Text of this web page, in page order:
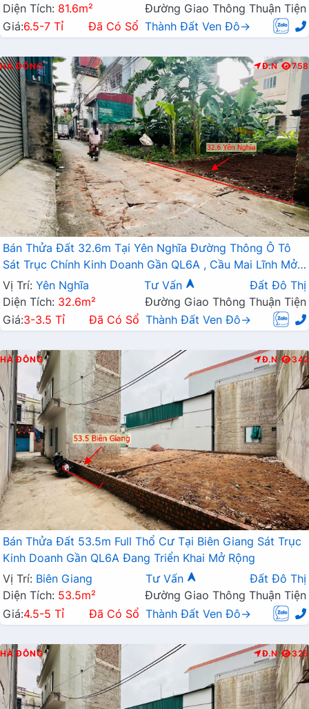
Diện Tích: 81.6m²
Đường Giao Thông Thuận Tiện
Giá:6.5-7 Tỉ Đã Có Sổ Thành Đất Ven Đô→
HÀ ĐÔNG Đ.N 758
Bán Thửa Đất 32.6m Tại Yên Nghĩa Đường Thông Ô Tô
Sát Trục Chính Kinh Doanh Gần QL6A , Cầu Mai Lĩnh Mở
Rộng
Vị Trí: Yên Nghĩa Tư Vấn
Đất Đô Thị
Diện Tích: 32.6m²
Đường Giao Thông Thuận Tiện
Giá:3-3.5 Tỉ Đã Có Sổ Thành Đất Ven Đô→
HÀ ĐÔNG Đ.N 342
Bán Thửa Đất 53.5m Full Thổ Cư Tại Biên Giang Sát Trục
Kinh Doanh Gần QL6A Đang Triển Khai Mở Rộng
Vị Trí: Biên Giang Tư Vấn
Đất Đô Thị
Diện Tích: 53.5m²
Đường Giao Thông Thuận Tiện
Giá:4.5-5 Tỉ Đã Có Sổ Thành Đất Ven Đô→
HÀ ĐÔNG Đ.N 325